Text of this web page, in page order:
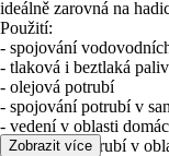
ideálně zarovná na
Použití:
- spojování
- tlaková i beztlaká
- olejová potrubí
- spojování potrubí v
- vedení v oblasti
- hadicová potrubí v
Zobrazit více